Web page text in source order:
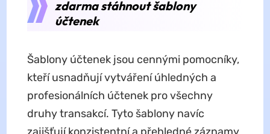
zdarma stáhnout šablony
účtenek
Šablony účtenek jsou cennými pomocníky,
kteří usnadňují vytváření úhledných a
profesionálních účtenek pro všechny
druhy transakcí. Tyto šablony navíc